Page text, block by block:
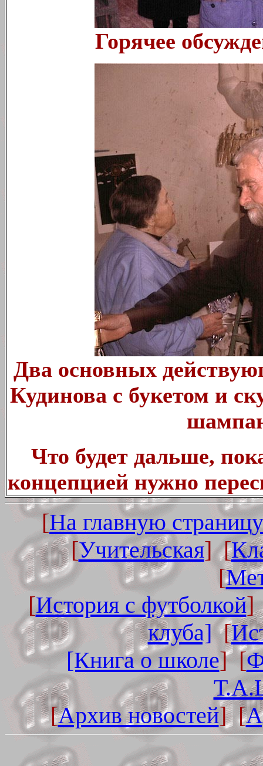
Горячее
Два основных
Кудинова с букетом и
Что будет дальше,
концепцией нужно
[На главную
[Учительская] [
[
[История с футболкой]
клуба][
[Книга о школе] [
[Архив новостей] [